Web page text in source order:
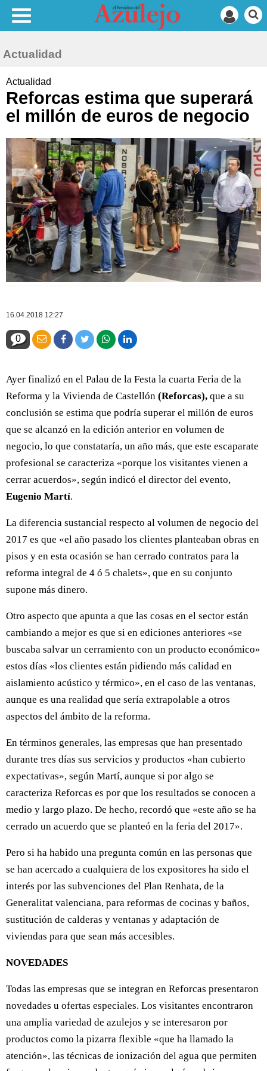
Actualidad
Actualidad
Reforcas estima que superará
el millón de euros de negocio
16.04.2018 12:27
0
Ayer finalizó en el Palau de la Festa la cuarta Feria de la
Reforma y la Vivienda de Castellón (Reforcas), que a su
conclusión se estima que podría superar el millón de euros
que se alcanzó en la edición anterior en volumen de
negocio, lo que constataría, un año más, que este escaparate
profesional se caracteriza «porque los visitantes vienen a
cerrar acuerdos», según indicó el director del evento,
Eugenio Martí.
La diferencia sustancial respecto al volumen de negocio del
2017 es que «el año pasado los clientes planteaban obras en
pisos y en esta ocasión se han cerrado contratos para la
reforma integral de 4 ó 5 chalets», que en su conjunto
supone más dinero.
Otro aspecto que apunta a que las cosas en el sector están
cambiando a mejor es que si en ediciones anteriores «se
buscaba salvar un cerramiento con un producto económico»
estos días «los clientes están pidiendo más calidad en
aislamiento acústico y térmico», en el caso de las ventanas,
aunque es una realidad que sería extrapolable a otros
aspectos del ámbito de la reforma.
En términos generales, las empresas que han presentado
durante tres días sus servicios y productos «han cubierto
expectativas», según Martí, aunque si por algo se
caracteriza Reforcas es por que los resultados se conocen a
medio y largo plazo. De hecho, recordó que «este año se ha
cerrado un acuerdo que se planteó en la feria del 2017».
Pero si ha habido una pregunta común en las personas que
se han acercado a cualquiera de los expositores ha sido el
interés por las subvenciones del Plan Renhata, de la
Generalitat valenciana, para reformas de cocinas y baños,
sustitución de calderas y ventanas y adaptación de
viviendas para que sean más accesibles.
NOVEDADES
Todas las empresas que se integran en Reforcas presentaron
novedades u ofertas especiales. Los visitantes encontraron
una amplia variedad de azulejos y se interesaron por
productos como la pizarra flexible «que ha llamado la
atención», las técnicas de ionización del agua que permiten